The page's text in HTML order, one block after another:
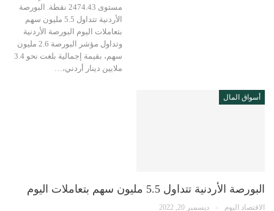
مستوى 2474.43 نقطة. البورصة
الأردنية تتداول 5.5 مليون سهم
بتعاملات اليوم البورصة الأردنية
وتداول مؤشر البورصة 2.6 مليون
سهم، بقيمة إجمالية بلغت نحو 3.4
ملايين دينار أردني،…
أسواق المال
البورصة الأردنية تتداول 5.5 مليون سهم بتعاملات اليوم
الاقتصاد اليوم ديسمبر 20, 2022